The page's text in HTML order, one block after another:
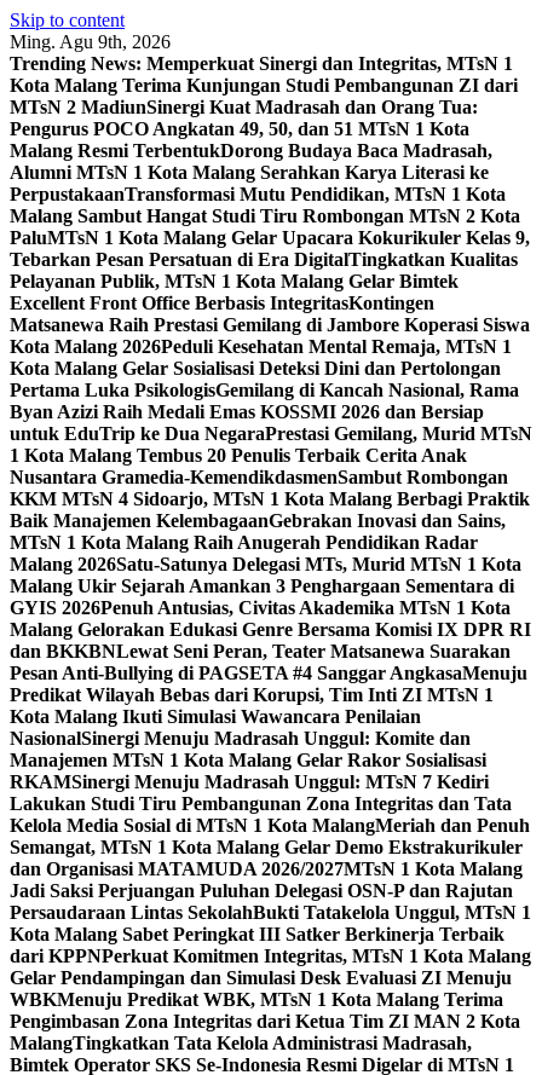
Skip to content
Ming. Agu 9th, 2026
Trending News: Memperkuat Sinergi dan Integritas, MTsN 1
Kota Malang Terima Kunjungan Studi Pembangunan ZI dari
MTsN 2 MadiunSinergi Kuat Madrasah dan Orang Tua:
Pengurus POCO Angkatan 49, 50, dan 51 MTsN 1 Kota
Malang Resmi TerbentukDorong Budaya Baca Madrasah,
Alumni MTsN 1 Kota Malang Serahkan Karya Literasi ke
PerpustakaanTransformasi Mutu Pendidikan, MTsN 1 Kota
Malang Sambut Hangat Studi Tiru Rombongan MTsN 2 Kota
PaluMTsN 1 Kota Malang Gelar Upacara Kokurikuler Kelas 9,
Tebarkan Pesan Persatuan di Era DigitalTingkatkan Kualitas
Pelayanan Publik, MTsN 1 Kota Malang Gelar Bimtek
Excellent Front Office Berbasis IntegritasKontingen
Matsanewa Raih Prestasi Gemilang di Jambore Koperasi Siswa
Kota Malang 2026Peduli Kesehatan Mental Remaja, MTsN 1
Kota Malang Gelar Sosialisasi Deteksi Dini dan Pertolongan
Pertama Luka PsikologisGemilang di Kancah Nasional, Rama
Byan Azizi Raih Medali Emas KOSSMI 2026 dan Bersiap
untuk EduTrip ke Dua NegaraPrestasi Gemilang, Murid MTsN
1 Kota Malang Tembus 20 Penulis Terbaik Cerita Anak
Nusantara Gramedia-KemendikdasmenSambut Rombongan
KKM MTsN 4 Sidoarjo, MTsN 1 Kota Malang Berbagi Praktik
Baik Manajemen KelembagaanGebrakan Inovasi dan Sains,
MTsN 1 Kota Malang Raih Anugerah Pendidikan Radar
Malang 2026Satu-Satunya Delegasi MTs, Murid MTsN 1 Kota
Malang Ukir Sejarah Amankan 3 Penghargaan Sementara di
GYIS 2026Penuh Antusias, Civitas Akademika MTsN 1 Kota
Malang Gelorakan Edukasi Genre Bersama Komisi IX DPR RI
dan BKKBNLewat Seni Peran, Teater Matsanewa Suarakan
Pesan Anti-Bullying di PAGSETA #4 Sanggar AngkasaMenuju
Predikat Wilayah Bebas dari Korupsi, Tim Inti ZI MTsN 1
Kota Malang Ikuti Simulasi Wawancara Penilaian
NasionalSinergi Menuju Madrasah Unggul: Komite dan
Manajemen MTsN 1 Kota Malang Gelar Rakor Sosialisasi
RKAMSinergi Menuju Madrasah Unggul: MTsN 7 Kediri
Lakukan Studi Tiru Pembangunan Zona Integritas dan Tata
Kelola Media Sosial di MTsN 1 Kota MalangMeriah dan Penuh
Semangat, MTsN 1 Kota Malang Gelar Demo Ekstrakurikuler
dan Organisasi MATAMUDA 2026/2027MTsN 1 Kota Malang
Jadi Saksi Perjuangan Puluhan Delegasi OSN-P dan Rajutan
Persaudaraan Lintas SekolahBukti Tatakelola Unggul, MTsN 1
Kota Malang Sabet Peringkat III Satker Berkinerja Terbaik
dari KPPNPerkuat Komitmen Integritas, MTsN 1 Kota Malang
Gelar Pendampingan dan Simulasi Desk Evaluasi ZI Menuju
WBKMenuju Predikat WBK, MTsN 1 Kota Malang Terima
Pengimbasan Zona Integritas dari Ketua Tim ZI MAN 2 Kota
MalangTingkatkan Tata Kelola Administrasi Madrasah,
Bimtek Operator SKS Se-Indonesia Resmi Digelar di MTsN 1